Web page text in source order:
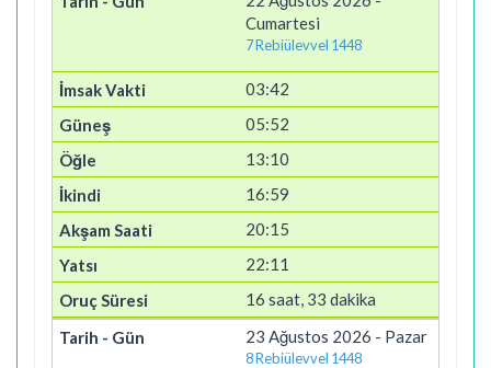
Cumartesi
7 Rebiülevvel 1448
03:42
05:52
13:10
16:59
20:15
22:11
16 saat, 33 dakika
23 Ağustos 2026 - Pazar
8 Rebiülevvel 1448